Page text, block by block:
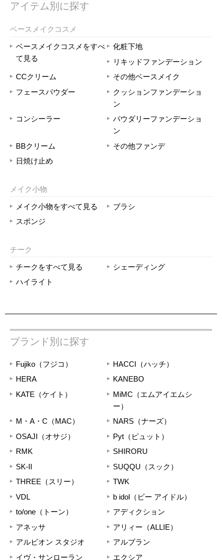
アイテム別に探す
ベースメイクコスメ
ベースメイクコスメをすべ
て見る
化粧下地
リキッドファンデーション
CCクリーム
その他ベースメイク
フェースパウダー
クッションファンデーショ
ン
コンシーラー
パウダリーファンデーショ
ン
BBクリーム
その他ファンデ
日焼け止め
メイク小物
メイク小物をすべて見る
ブラシ
スポンジ
チーク
チークをすべて見る
シェーディング
ハイライト
ブランド別に探す
Fujiko（フジコ）
HACCI（ハッチ）
HERA
KANEBO
KATE（ケイト）
MiMC（エムアイエムシ
ー）
M・A・C（MAC）
NARS（ナーズ）
OSAJI（オサジ）
Pyt（ピュット）
RMK
SHIRORU
SK-II
SUQQU（スック）
THREE（スリー）
TWK
VDL
b idol（ビー アイドル）
to/one（トーン）
アディクション
アネッサ
アリィー（ALLIE）
アルビオン スタジオ
アルブラン
イヴ・サンローラン
エクシア